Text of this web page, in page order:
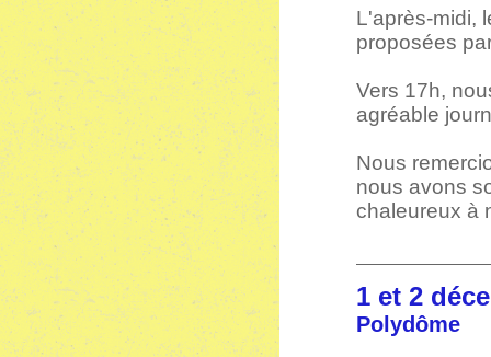
L'après-midi,
proposées
Vers 17h,
agréable
Nous
nous avons
chaleureux à
1 et 2
Polydôme